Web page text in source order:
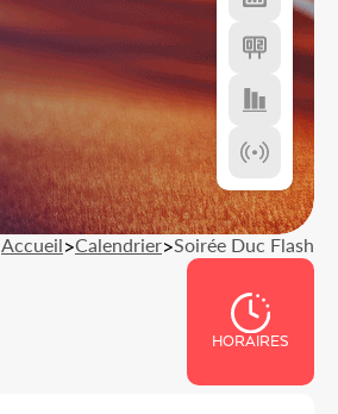
Accueil>Calendrier>Soirée Duc Flash
HORAIRES